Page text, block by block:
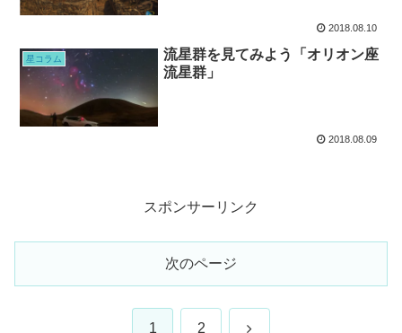
2018.08.10
星コラム
流星群を見てみよう「オリオン座
流星群」
2018.08.09
スポンサーリンク
次のページ
1 2 次